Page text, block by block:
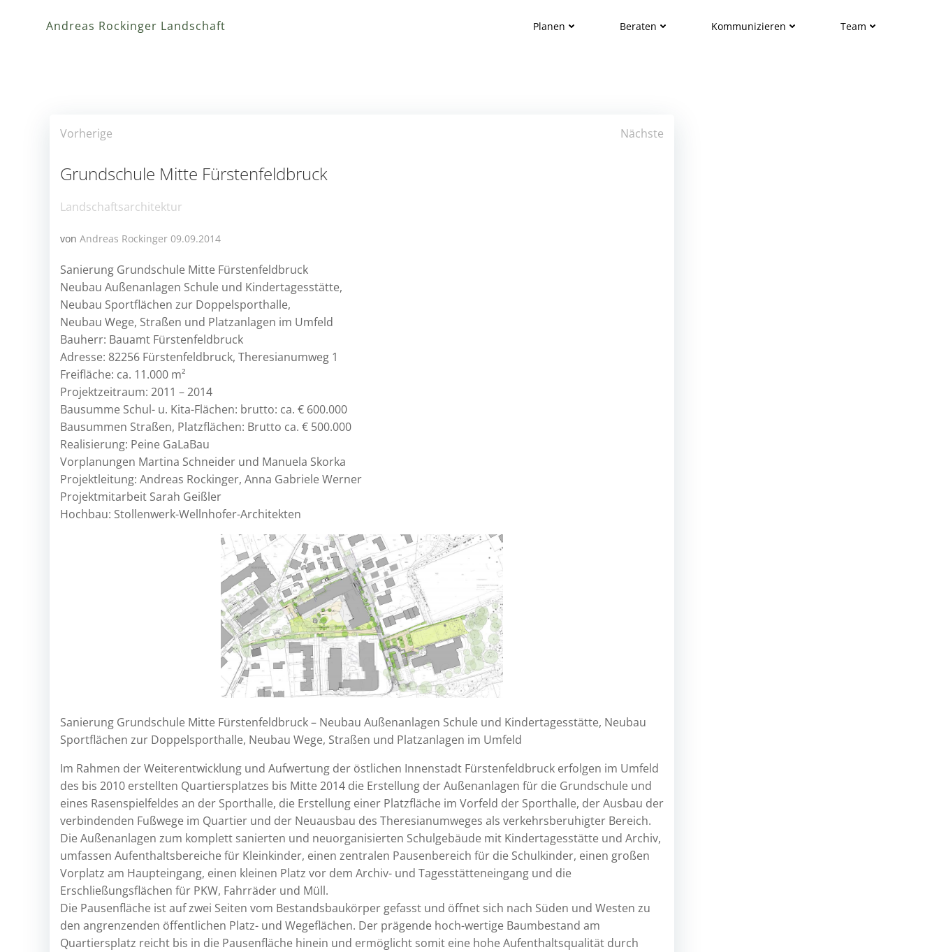
Andreas Rockinger Landschaft Planen Beraten Kommunizieren Team
Post
navigation
Vorherige Nächste
Grundschule Mitte Fürstenfeldbruck
Landschaftsarchitektur
von Andreas Rockinger 09.09.2014
Sanierung Grundschule Mitte Fürstenfeldbruck
Neubau Außenanlagen Schule und Kindertagesstätte,
Neubau Sportflächen zur Doppelsporthalle,
Neubau Wege, Straßen und Platzanlagen im Umfeld
Bauherr: Bauamt Fürstenfeldbruck
Adresse: 82256 Fürstenfeldbruck, Theresianumweg 1
Freifläche: ca. 11.000 m²
Projektzeitraum: 2011 – 2014
Bausumme Schul- u. Kita-Flächen: brutto: ca. € 600.000
Bausummen Straßen, Platzflächen: Brutto ca. € 500.000
Realisierung: Peine GaLaBau
Vorplanungen Martina Schneider und Manuela Skorka
Projektleitung: Andreas Rockinger, Anna Gabriele Werner
Projektmitarbeit Sarah Geißler
Hochbau: Stollenwerk-Wellnhofer-Architekten
Sanierung Grundschule Mitte Fürstenfeldbruck – Neubau Außenanlagen Schule und Kindertagesstätte, Neubau
Sportflächen zur Doppelsporthalle, Neubau Wege, Straßen und Platzanlagen im Umfeld
Im Rahmen der Weiterentwicklung und Aufwertung der östlichen Innenstadt Fürstenfeldbruck erfolgen im Umfeld
des bis 2010 erstellten Quartiersplatzes bis Mitte 2014 die Erstellung der Außenanlagen für die Grundschule und
eines Rasenspielfeldes an der Sporthalle, die Erstellung einer Platzfläche im Vorfeld der Sporthalle, der Ausbau der
verbindenden Fußwege im Quartier und der Neuausbau des Theresianumweges als verkehrsberuhigter Bereich.
Die Außenanlagen zum komplett sanierten und neuorganisierten Schulgebäude mit Kindertagesstätte und Archiv,
umfassen Aufenthaltsbereiche für Kleinkinder, einen zentralen Pausenbereich für die Schulkinder, einen großen
Vorplatz am Haupteingang, einen kleinen Platz vor dem Archiv- und Tagesstätteneingang und die
Erschließungsflächen für PKW, Fahrräder und Müll.
Die Pausenfläche ist auf zwei Seiten vom Bestandsbaukörper gefasst und öffnet sich nach Süden und Westen zu
den angrenzenden öffentlichen Platz- und Wegeflächen. Der prägende hoch-wertige Baumbestand am
Quartiersplatz reicht bis in die Pausenfläche hinein und ermöglicht somit eine hohe Aufenthaltsqualität durch